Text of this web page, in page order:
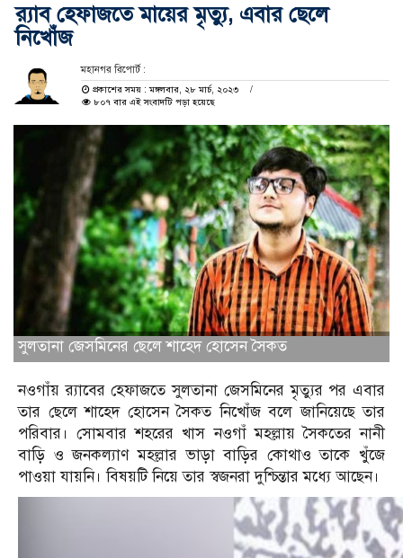
র‌্যাব হেফাজতে মায়ের মৃত্যু, এবার ছেলে
নিখোঁজ
মহানগর রিপোর্ট :
প্রকাশের সময় : মঙ্গলবার, ২৮ মার্চ, ২০২৩
৮০৭ বার এই সংবাদটি পড়া হয়েছে
সুলতানা জেসমিনের ছেলে শাহেদ হোসেন সৈকত
নওগাঁয় র‌্যাবের হেফাজতে সুলতানা জেসমিনের মৃত্যুর পর এবার
তার ছেলে শাহেদ হোসেন সৈকত নিখোঁজ বলে জানিয়েছে তার
পরিবার। সোমবার শহরের খাস নওগাঁ মহল্লায় সৈকতের নানী
বাড়ি ও জনকল্যাণ মহল্লার ভাড়া বাড়ির কোথাও তাকে খুঁজে
পাওয়া যায়নি। বিষয়টি নিয়ে তার স্বজনরা দুশ্চিন্তার মধ্যে আছেন।